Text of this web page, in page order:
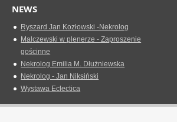
NEWS
Ryszard Jan Kozłowski -Nekrolog
Malczewski w plenerze - Zaproszenie
gościnne
Nekrolog Emilia M. Dłużniewska
Nekrolog - Jan Niksiński
Wystawa Eclectica